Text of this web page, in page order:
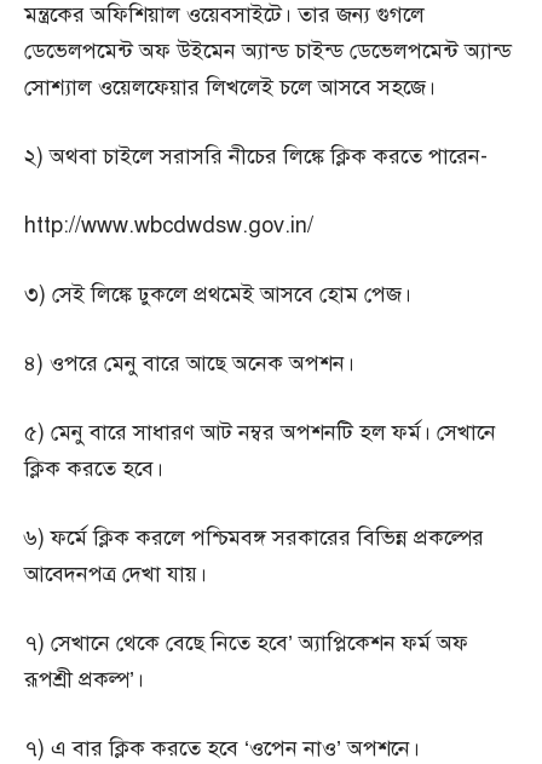
মন্ত্রকের অফিশিয়াল ওয়েবসাইটে। তার জন্য গুগলে
ডেভেলপমেন্ট অফ উইমেন অ্যান্ড চাইন্ড ডেভেলপমেন্ট অ্যান্ড
সোশ্যাল ওয়েলফেয়ার লিখলেই চলে আসবে সহজে।
২) অথবা চাইলে সরাসরি নীচের লিঙ্কে ক্লিক করতে পারেন-
http://www.wbcdwdsw.gov.in/
৩) সেই লিঙ্কে ঢুকলে প্রথমেই আসবে হোম পেজ।
৪) ওপরে মেনু বারে আছে অনেক অপশন।
৫) মেনু বারে সাধারণ আট নম্বর অপশনটি হল ফর্ম। সেখানে
ক্লিক করতে হবে।
৬) ফর্মে ক্লিক করলে পশ্চিমবঙ্গ সরকারের বিভিন্ন প্রকল্পের
আবেদনপত্র দেখা যায়।
৭) সেখানে থেকে বেছে নিতে হবে’ অ্যাপ্লিকেশন ফর্ম অফ
রূপশ্রী প্রকল্প’।
৭) এ বার ক্লিক করতে হবে ‘ওপেন নাও’ অপশনে।